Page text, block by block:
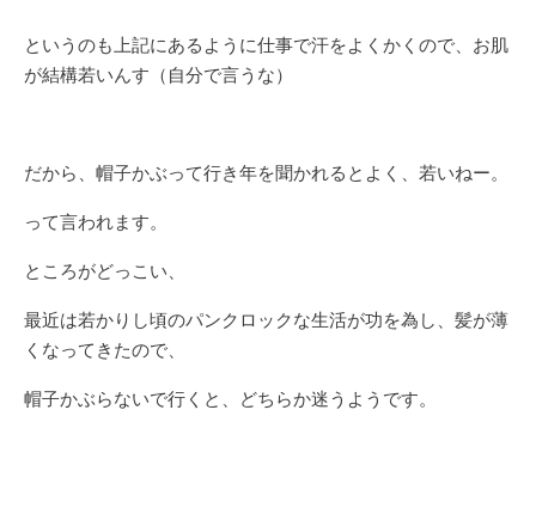
というのも上記にあるように仕事で汗をよくかくので、お肌
が結構若いんす（自分で言うな）
だから、帽子かぶって行き年を聞かれるとよく、若いねー。
って言われます。
ところがどっこい、
最近は若かりし頃のパンクロックな生活が功を為し、髪が薄
くなってきたので、
帽子かぶらないで行くと、どちらか迷うようです。